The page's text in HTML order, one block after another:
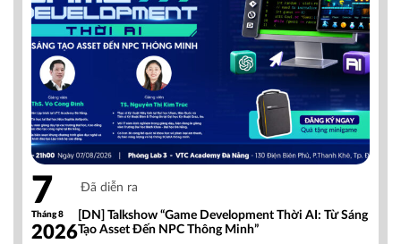
7
Tháng 8
2026
Đã diễn ra
[DN] Talkshow “Game Development Thời AI: Từ Sáng
Tạo Asset Đến NPC Thông Minh”